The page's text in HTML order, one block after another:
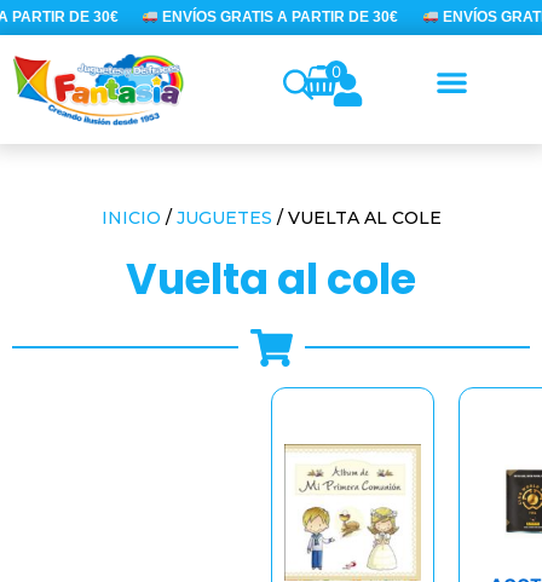
Ir
al
contenido
DE 30€ ENVÍOS GRATIS A PARTIR DE 30€ ENVÍOS
0
INICIO / JUGUETES / VUELTA AL COLE
vuelta al cole